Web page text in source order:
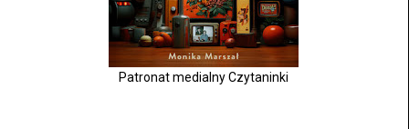
Patronat medialny Czytaninki